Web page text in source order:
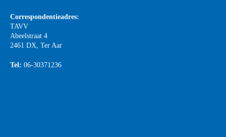
Correspondentieadres:
TAVV
Abeelstraat 4
2461 DX, Ter Aar
Tel: 06-30371236